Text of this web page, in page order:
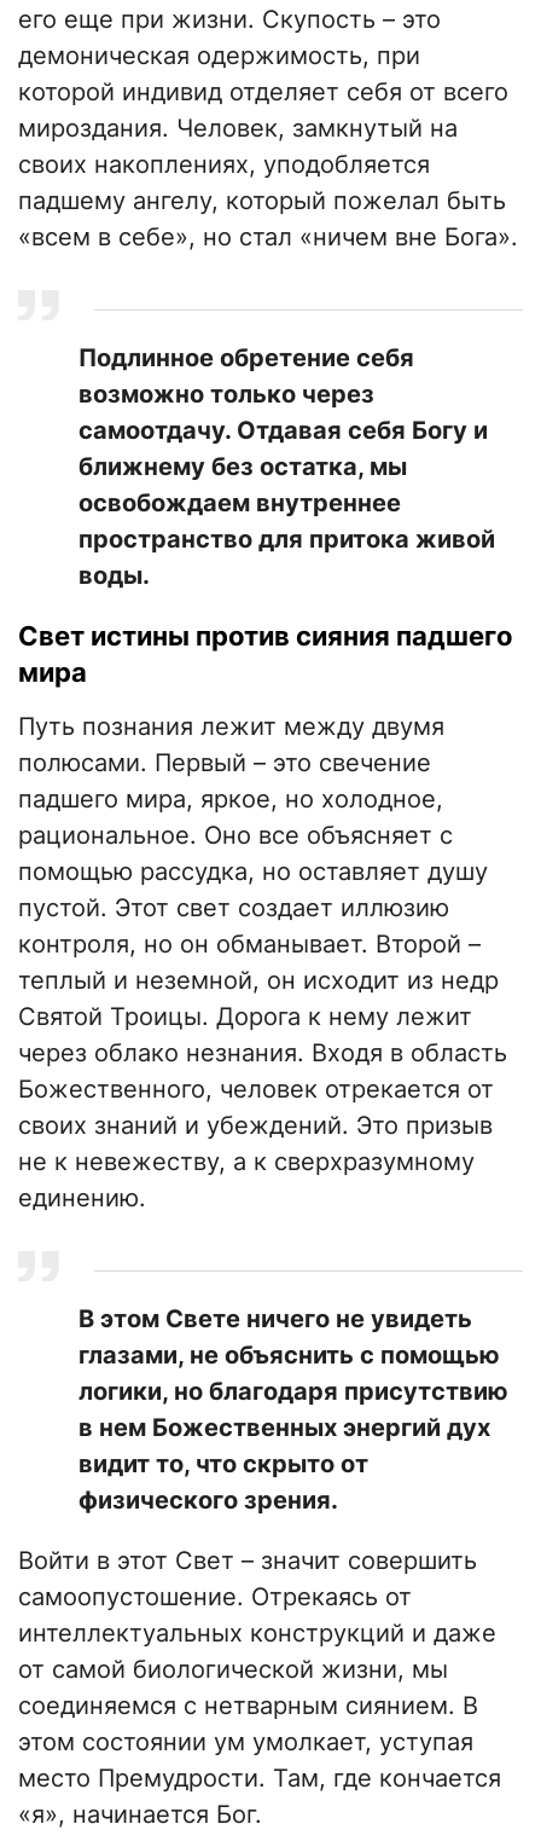
его еще при жизни. Скупость – это
демоническая одержимость, при
которой индивид отделяет себя от всего
мироздания. Человек, замкнутый на
своих накоплениях, уподобляется
падшему ангелу, который пожелал быть
«всем в себе», но стал «ничем вне Бога».
Подлинное обретение себя
возможно только через
самоотдачу. Отдавая себя Богу и
ближнему без остатка, мы
освобождаем внутреннее
пространство для притока живой
воды.
Свет истины против сияния падшего
мира
Путь познания лежит между двумя
полюсами. Первый – это свечение
падшего мира, яркое, но холодное,
рациональное. Оно все объясняет с
помощью рассудка, но оставляет душу
пустой. Этот свет создает иллюзию
контроля, но он обманывает. Второй –
теплый и неземной, он исходит из недр
Святой Троицы. Дорога к нему лежит
через облако незнания. Входя в область
Божественного, человек отрекается от
своих знаний и убеждений. Это призыв
не к невежеству, а к сверхразумному
единению.
В этом Свете ничего не увидеть
глазами, не объяснить с помощью
логики, но благодаря присутствию
в нем Божественных энергий дух
видит то, что скрыто от
физического зрения.
Войти в этот Свет – значит совершить
самоопустошение. Отрекаясь от
интеллектуальных конструкций и даже
от самой биологической жизни, мы
соединяемся с нетварным сиянием. В
этом состоянии ум умолкает, уступая
место Премудрости. Там, где кончается
«я», начинается Бог.